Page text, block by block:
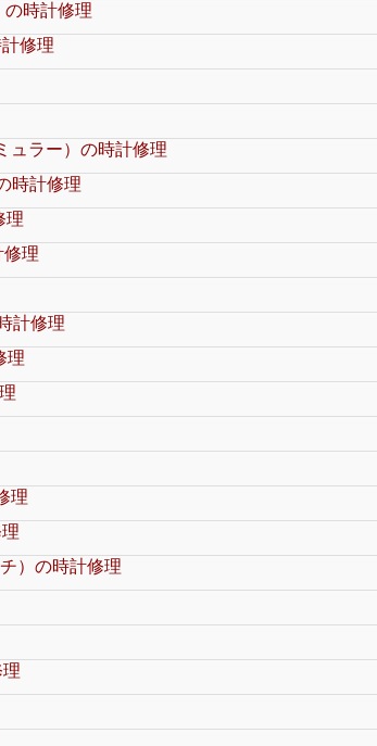
の時計修理
修理
ュラー）の時計修理
時計修理
理
理
計修理
理
理
）の時計修理